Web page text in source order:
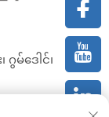
မ်ဒေါင်၊